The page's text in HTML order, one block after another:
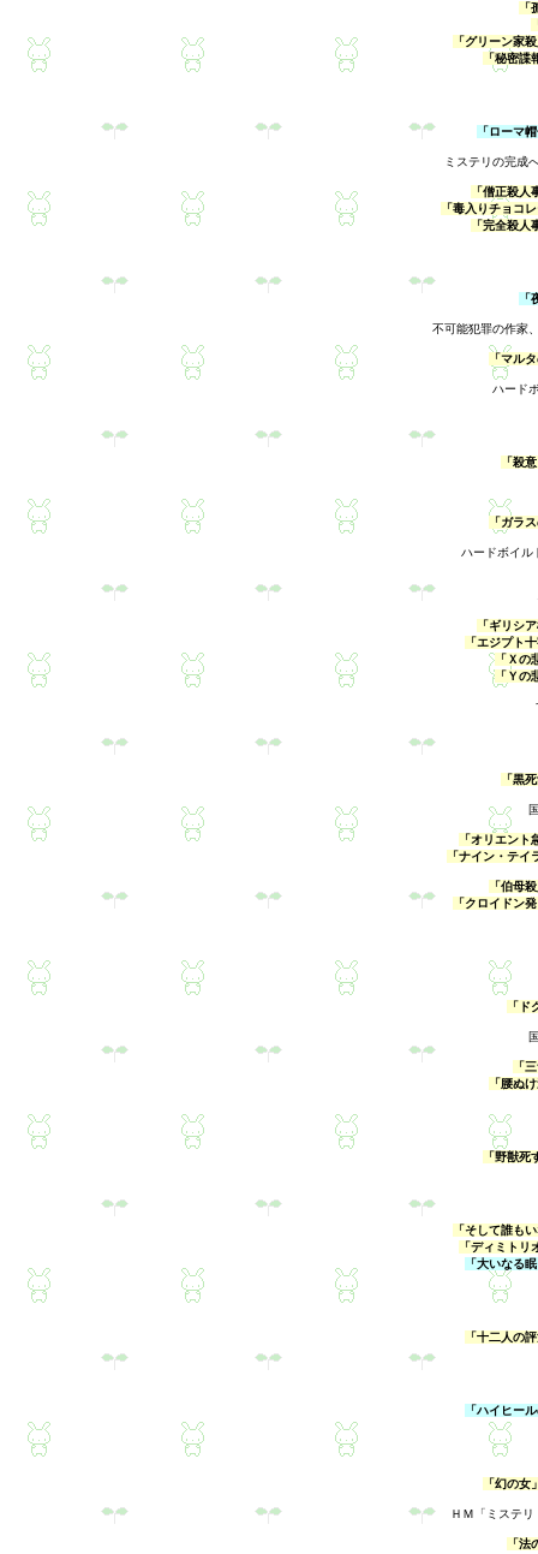
「グリーン家
「秘密
「ローマ
ミステリの完成
「僧正殺
「毒入りチョコ
「完全殺
不可能犯罪の作家
「マル
ハード
「殺
「ガラ
ハードボイ
「ギリシ
「エジプト
「Ｘ
「Ｙ
「黒
「オリエン
「ナイン・テ
「伯母
「クロイドン
「
「
「腰ぬ
「野獣
「そして誰も
「ディミト
「大いなる
「十二人の
「ハイヒー
「幻の
ＨＭ「ミステ
「